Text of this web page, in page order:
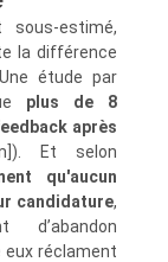
estimé,
la différence
étude par
plus de 8
après
Et selon
qu'aucun
candidature,
eux réclament